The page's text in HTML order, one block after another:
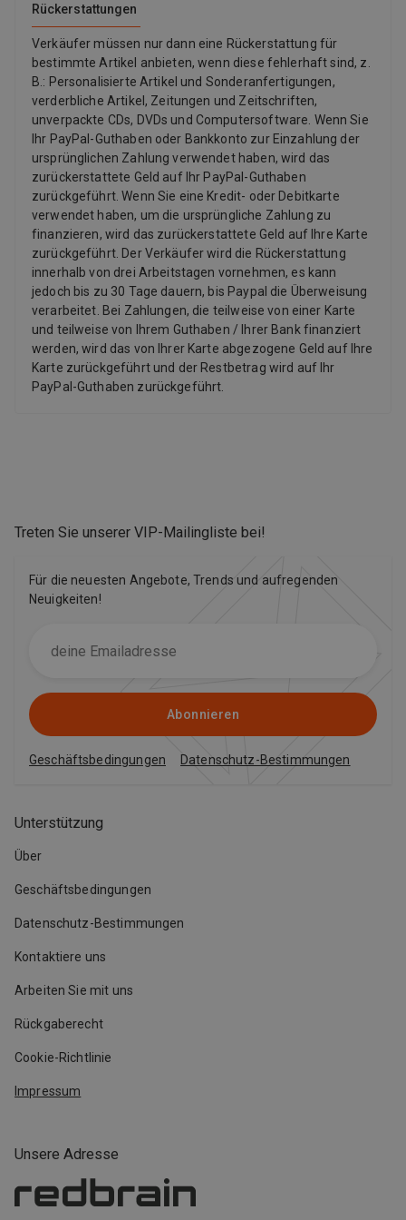
aufbewahrt werden. Bitte beachten Sie, dass bei Temperaturen
unter 4 Grad Celsius Kristalle entstehen können. Diese lösen sich
bei Raumtemperatur nach einigen Minuten wieder auf. Es wird
empfohlen, vor dem Verzehr die Flasche kurz zu schütteln. Das
Produkt sollte unzugänglich für kleine Kinder aufbewahrt
werden. Nettofüllmenge:3 x 200 ml FlüssigkeitHerstellerdaten:
San Omega GmbH Gubener Str. 4710243 Berlin
Rückerstattungen
Verkäufer müssen nur dann eine Rückerstattung für
bestimmte Artikel anbieten, wenn diese fehlerhaft sind, z.
B.: Personalisierte Artikel und Sonderanfertigungen,
verderbliche Artikel, Zeitungen und Zeitschriften,
unverpackte CDs, DVDs und Computersoftware. Wenn Sie
Ihr PayPal-Guthaben oder Bankkonto zur Einzahlung der
ursprünglichen Zahlung verwendet haben, wird das
zurückerstattete Geld auf Ihr PayPal-Guthaben
zurückgeführt. Wenn Sie eine Kredit- oder Debitkarte
verwendet haben, um die ursprüngliche Zahlung zu
finanzieren, wird das zurückerstattete Geld auf Ihre Karte
zurückgeführt. Der Verkäufer wird die Rückerstattung
innerhalb von drei Arbeitstagen vornehmen, es kann
jedoch bis zu 30 Tage dauern, bis Paypal die Überweisung
verarbeitet. Bei Zahlungen, die teilweise von einer Karte
und teilweise von Ihrem Guthaben / Ihrer Bank finanziert
werden, wird das von Ihrer Karte abgezogene Geld auf Ihre
Karte zurückgeführt und der Restbetrag wird auf Ihr
PayPal-Guthaben zurückgeführt.
Unsere Adresse
Unterstützung
Über
Geschäftsbedingungen
Datenschutz-Bestimmungen
Kontaktiere uns
Arbeiten Sie mit uns
Rückgaberecht
Cookie-Richtlinie
Impressum
Treten Sie unserer VIP-Mailingliste bei!
Für die neuesten Angebote, Trends und aufregenden
Neuigkeiten!
Abonnieren
Geschäftsbedingungen Datenschutz-Bestimmungen